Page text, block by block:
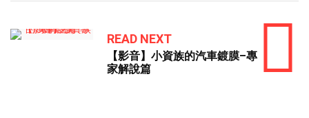
READ NEXT
【影音】小資族的汽車鍍膜–專
家解說篇